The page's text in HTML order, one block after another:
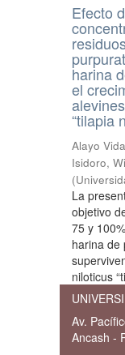
Efecto
harina
el
“tilapia
Alayo
Isidoro,
(
La
objetivo
75 y
harina de
niloticus
Av.
Ancash -